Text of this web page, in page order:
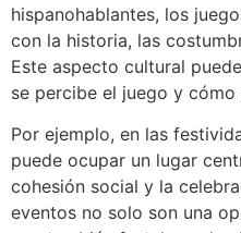
hispanohablantes, los
con la historia, las
Este aspecto cultural
se percibe el juego y
Por ejemplo, en las
puede ocupar un lugar
cohesión social y la
eventos no solo son una